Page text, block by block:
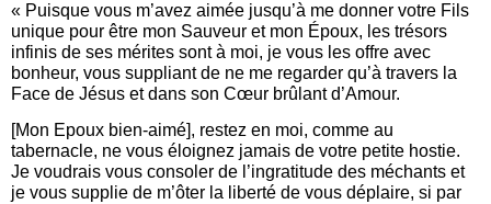
« Puisque vous m’avez aimée jusqu’à me donner votre Fils
unique pour être mon Sauveur et mon Époux, les trésors
infinis de ses mérites sont à moi, je vous les offre avec
bonheur, vous suppliant de ne me regarder qu’à travers la
Face de Jésus et dans son Cœur brûlant d’Amour.
[Mon Epoux bien-aimé], restez en moi, comme au
tabernacle, ne vous éloignez jamais de votre petite hostie.
Je voudrais vous consoler de l’ingratitude des méchants et
je vous supplie de m’ôter la liberté de vous déplaire, si par